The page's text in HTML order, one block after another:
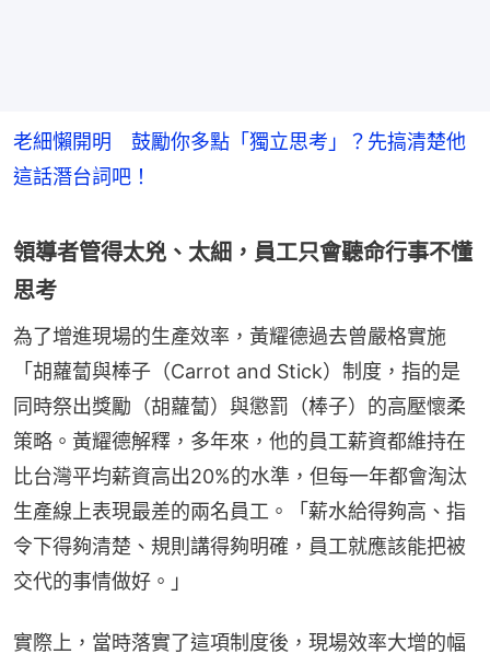
老細懶開明 鼓勵你多點「獨立思考」？先搞清楚他
這話潛台詞吧！
領導者管得太兇、太細，員工只會聽命行事不懂
思考
為了增進現場的生產效率，黃耀德過去曾嚴格實施
「胡蘿蔔與棒子（Carrot and Stick）制度，指的是
同時祭出獎勵（胡蘿蔔）與懲罰（棒子）的高壓懷柔
策略。黃耀德解釋，多年來，他的員工薪資都維持在
比台灣平均薪資高出20%的水準，但每一年都會淘汰
生產線上表現最差的兩名員工。「薪水給得夠高、指
令下得夠清楚、規則講得夠明確，員工就應該能把被
交代的事情做好。」
實際上，當時落實了這項制度後，現場效率大增的幅